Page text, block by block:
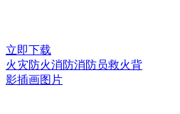
立即下载
火灾防火消防消防员救火背
影插画图片